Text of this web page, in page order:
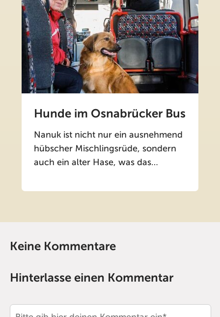
Hunde im Osnabrücker Bus
Nanuk ist nicht nur ein ausnehmend
hübscher Mischlingsrüde, sondern
auch ein alter Hase, was das…
Keine Kommentare
Hinterlasse einen Kommentar